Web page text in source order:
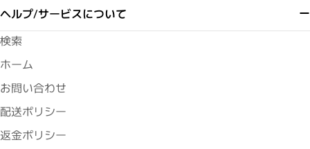
ヘルプ/サービスについて
検索
ホーム
お問い合わせ
配送ポリシー
返金ポリシー